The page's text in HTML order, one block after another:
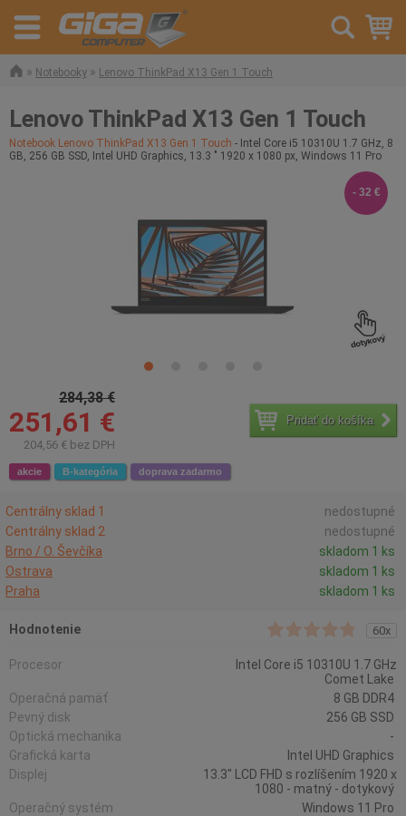
» Notebooky » Lenovo ThinkPad X13 Gen 1 Touch
Lenovo ThinkPad X13 Gen 1 Touch
Notebook Lenovo ThinkPad X13 Gen 1 Touch - Intel Core i5 10310U 1.7 GHz, 8
GB, 256 GB SSD, Intel UHD Graphics, 13.3 " 1920 x 1080 px, Windows 11 Pro
284,38 €
251,61 €
204,56 € bez DPH
Pridať do košíka
akcie B-kategória doprava zadarmo
- 32 €
Centrálny sklad 1
nedostupné
Centrálny sklad 2
nedostupné
Brno / O. Ševčíka
skladom 1 ks
Ostrava
skladom 1 ks
Praha
skladom 1 ks
Hodnotenie 60x
Procesor
Intel Core i5 10310U 1.7 GHz
Comet Lake
Operačná pamäť
8 GB DDR4
Pevný disk
256 GB SSD
Optická mechanika
-
Grafická karta
Intel UHD Graphics
Displej
13.3" LCD FHD s rozlíšením 1920 x
1080 - matný - dotykový
Operačný systém
Windows 11 Pro